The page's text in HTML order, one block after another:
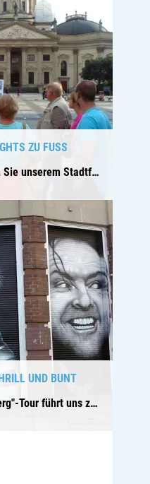
ZU FUSS
Auf diesem Spaziergang folgen Sie unserem Stadtführer durch fast 800 Jahre Berliner Geschichte.
UND BUNT
Multikulti - Die "Wildes Kreuzberg"-Tour führt uns zu Gegensätzen, ...